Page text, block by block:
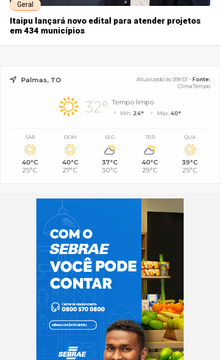
Geral
Itaipu lançará novo edital para atender projetos
em 434 municípios
Palmas, TO Atualizado às 09h01 - Fonte:
ClimaTempo
32° Tempo limpo
Mín. 24° Máx.40°
SÁB
40°C
25°C
DOM
40°C
27°C
SEG
37°C
30°C
TER
40°C
29°C
QUA
39°C
25°C